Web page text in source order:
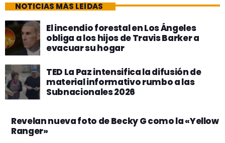
NOTICIAS MÁS LEÍDAS
El incendio forestal en Los Ángeles
obliga a los hijos de Travis Barker a
evacuar su hogar
TED La Paz intensifica la difusión de
material informativo rumbo a las
Subnacionales 2026
Revelan nueva foto de Becky G como la «Yellow
Ranger»